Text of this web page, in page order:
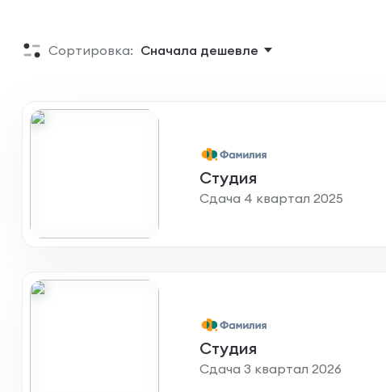
Сортировка: Cначала дешевле
Студия
Сдача 4 квартал 2025
Студия
Сдача 3 квартал 2026